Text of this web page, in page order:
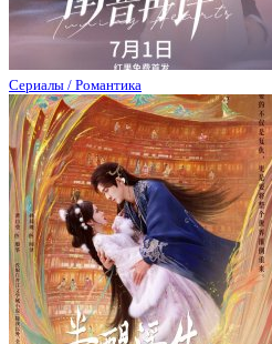
Сериалы / Романтика